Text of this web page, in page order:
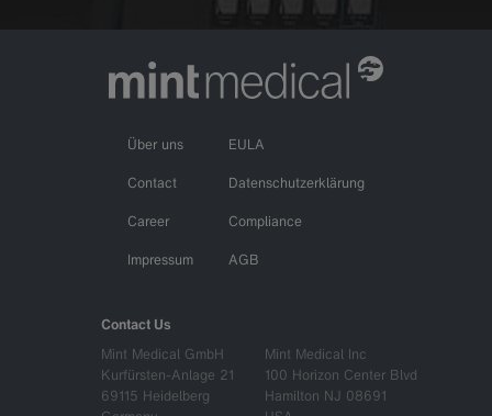
Über uns
Contact
Career
Impressum
EULA
Datenschutzerklärung
Compliance
AGB
Contact Us
Mint Medical GmbH
Kurfürsten-Anlage 21
69115 Heidelberg
Mint Medical Inc
100 Horizon Center Blvd
Hamilton NJ 08691